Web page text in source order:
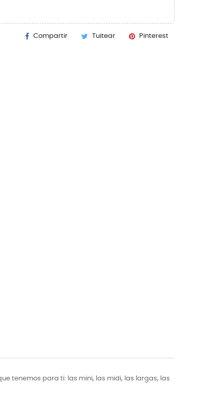
Compartir Tuitear Pinterest
tenemos para ti: las mini, las midi, las largas, las